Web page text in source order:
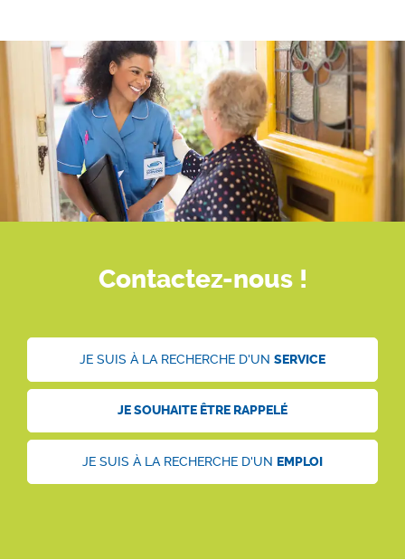
Contactez-nous !
JE SUIS À LA RECHERCHE D'UN SERVICE
JE SOUHAITE ÊTRE RAPPELÉ
JE SUIS À LA RECHERCHE D'UN EMPLOI